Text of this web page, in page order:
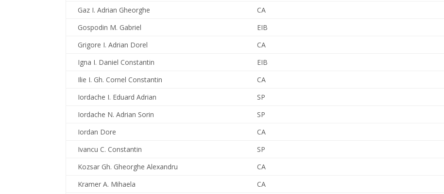
Gaz I. Adrian Gheorghe
CA
Gospodin M. Gabriel
EIB
Grigore I. Adrian Dorel
CA
Igna I. Daniel Constantin
EIB
Ilie I. Gh. Cornel Constantin
CA
Iordache I. Eduard Adrian
SP
Iordache N. Adrian Sorin
SP
Iordan Dore
CA
Ivancu C. Constantin
SP
Kozsar Gh. Gheorghe Alexandru
CA
Kramer A. Mihaela
CA